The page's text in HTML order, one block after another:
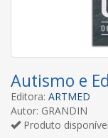
Autismo e
Editora: ARTMED
Autor: GRANDIN
Produto disponível